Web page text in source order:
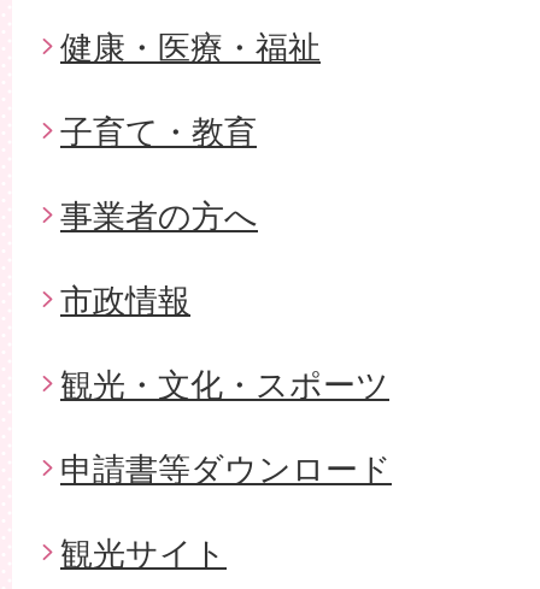
健康・医療・福祉
子育て・教育
事業者の方へ
市政情報
観光・文化・スポーツ
申請書等ダウンロード
観光サイト